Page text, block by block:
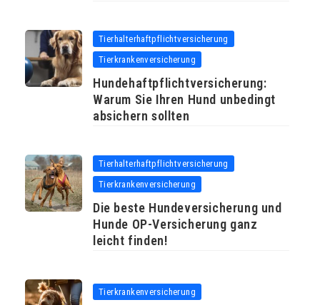
Tierhalterhaftpflichtversicherung
Tierkrankenversicherung
Hundehaftpflichtversicherung:
Warum Sie Ihren Hund unbedingt
absichern sollten
Tierhalterhaftpflichtversicherung
Tierkrankenversicherung
Die beste Hundeversicherung und
Hunde OP-Versicherung ganz
leicht finden!
Tierkrankenversicherung